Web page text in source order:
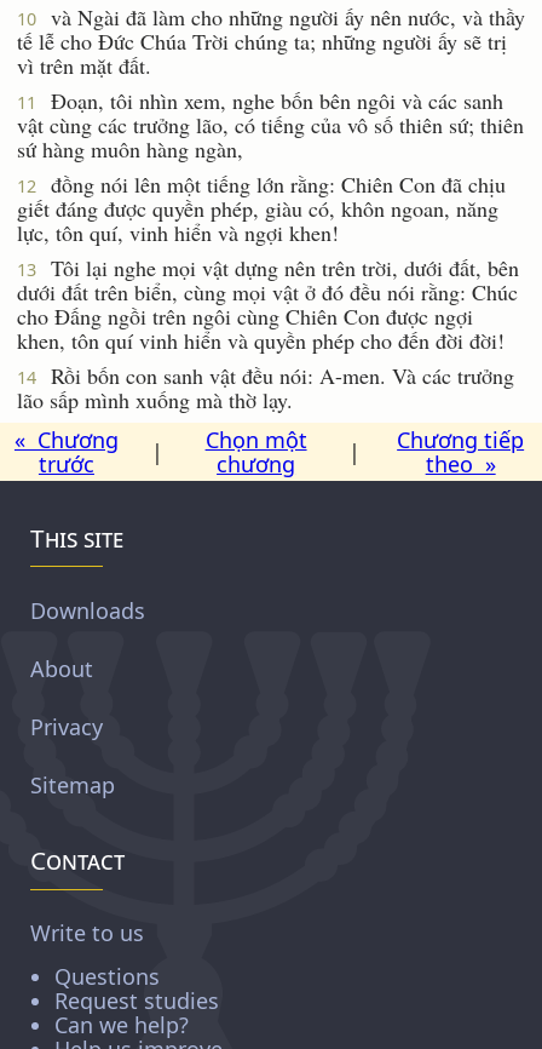
10
và Ngài đã làm cho những người ấy nên nước, và thầy
tế lễ cho Ðức Chúa Trời chúng ta; những người ấy sẽ trị
vì trên mặt đất.
11
Ðoạn, tôi nhìn xem, nghe bốn bên ngôi và các sanh
vật cùng các trưởng lão, có tiếng của vô số thiên sứ; thiên
sứ hàng muôn hàng ngàn,
12
đồng nói lên một tiếng lớn rằng: Chiên Con đã chịu
giết đáng được quyền phép, giàu có, khôn ngoan, năng
lực, tôn quí, vinh hiển và ngợi khen!
13
Tôi lại nghe mọi vật dựng nên trên trời, dưới đất, bên
dưới đất trên biển, cùng mọi vật ở đó đều nói rằng: Chúc
cho Ðấng ngồi trên ngôi cùng Chiên Con được ngợi
khen, tôn quí vinh hiển và quyền phép cho đến đời đời!
14
Rồi bốn con sanh vật đều nói: A-men. Và các trưởng
lão sấp mình xuống mà thờ lạy.
« Chương
trước
|
Chọn một
chương
|
Chương tiếp
theo »
This site
Downloads
About
Privacy
Sitemap
Contact
Write to us
Questions
Request studies
Can we help?